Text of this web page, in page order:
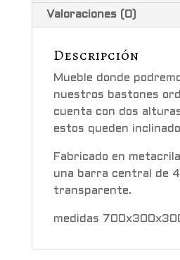
Valoraciones (0)
Descripción
Mueble donde
nuestros bastones
cuenta con dos
estos queden
Fabricado en
una barra central de
transparente.
medidas